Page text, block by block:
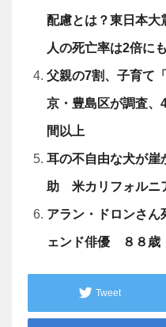
配慮とは？東日本大
人の死亡率は2倍にも
父親の7割、子育て
京・豊島区が調査、
間以上
耳の不自由な犬が崖
助 米カリフォルニ
アラン・ドロンさん
ェンド俳優 ８８歳
Tweet